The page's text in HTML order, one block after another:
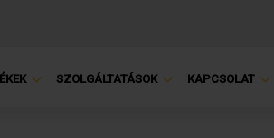
SZOLGÁLTATÁSOK KAPCSOLAT